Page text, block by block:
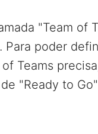
"Team of
Para poder
Teams
"Ready to